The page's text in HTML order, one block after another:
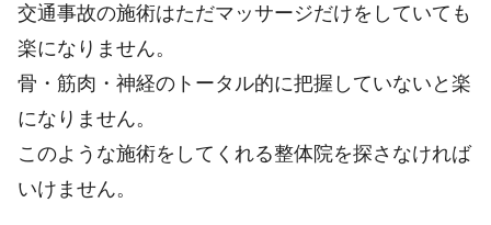
交通事故の施術はただマッサージだけをしていても
楽になりません。
骨・筋肉・神経のトータル的に把握していないと楽
になりません。
このような施術をしてくれる整体院を探さなければ
いけません。